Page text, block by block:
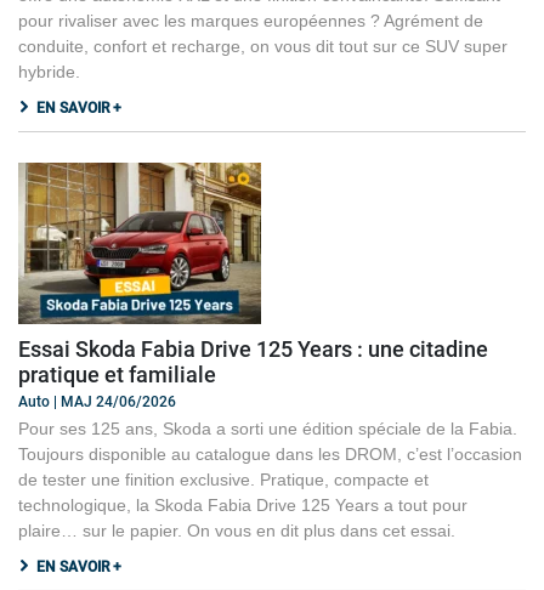
pour rivaliser avec les marques européennes ? Agrément de
conduite, confort et recharge, on vous dit tout sur ce SUV super
hybride.
EN SAVOIR +
Essai Skoda Fabia Drive 125 Years : une citadine
pratique et familiale
Auto | MAJ 24/06/2026
Pour ses 125 ans, Skoda a sorti une édition spéciale de la Fabia.
Toujours disponible au catalogue dans les DROM, c’est l’occasion
de tester une finition exclusive. Pratique, compacte et
technologique, la Skoda Fabia Drive 125 Years a tout pour
plaire… sur le papier. On vous en dit plus dans cet essai.
EN SAVOIR +